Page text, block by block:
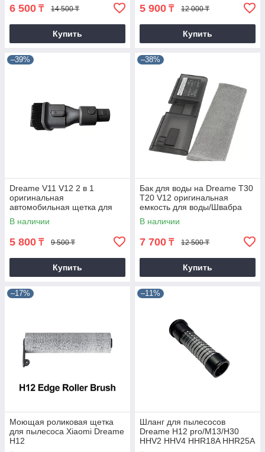
6 500 ₸ 14 500 ₸
Купить
5 900 ₸ 12 000 ₸
Купить
–39%
Dreame V11 V12 2 в 1
оригинальная
автомобильная щетка для
удаления пыли
В наличии
5 800 ₸ 9 500 ₸
Купить
–38%
Бак для воды на Dreame T30
T20 V12 оригинальная
емкость для воды/Швабра
В наличии
7 700 ₸ 12 500 ₸
Купить
–17%
Моющая роликовая щетка
для пылесоса Xiaomi Dreame
H12
–11%
Шланг для пылесосов
Dreame H12 pro/M13/H30
HHV2 HHV4 HHR18A HHR25A